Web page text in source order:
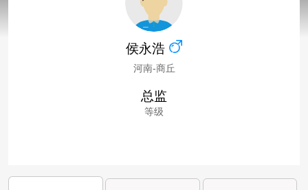
侯永浩
河南-商丘
总监
等级